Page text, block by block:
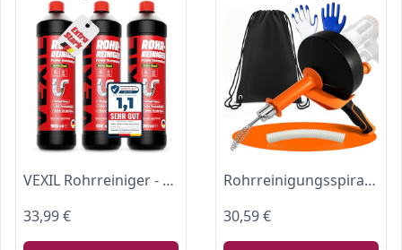
VEXIL Rohrreiniger - Profi Abflussreiniger EXTRA STARK für Extremfälle - 3x 1L Power Konzentrat löst hartnäckigste Verstopfungen wie Haare, Seifenreste, Fette - biologisch abbaubar - Made in Germany
33,99 €
Rohrreinigungsspirale 10m – mit Bohraufsatz, 2 in 1 Manuell + Bohrer
30,59 €